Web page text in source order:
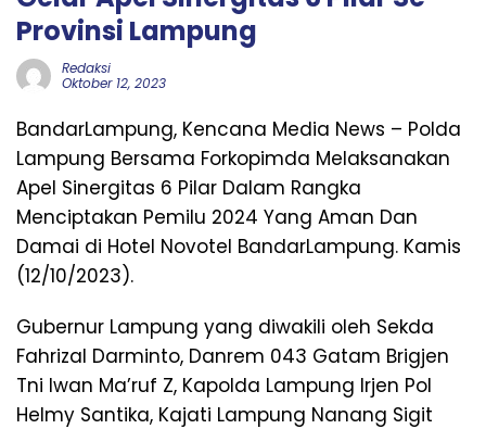
Provinsi Lampung
Redaksi
Oktober 12, 2023
BandarLampung, Kencana Media News – Polda
Lampung Bersama Forkopimda Melaksanakan
Apel Sinergitas 6 Pilar Dalam Rangka
Menciptakan Pemilu 2024 Yang Aman Dan
Damai di Hotel Novotel BandarLampung. Kamis
(12/10/2023).
Gubernur Lampung yang diwakili oleh Sekda
Fahrizal Darminto, Danrem 043 Gatam Brigjen
Tni Iwan Ma’ruf Z, Kapolda Lampung Irjen Pol
Helmy Santika, Kajati Lampung Nanang Sigit